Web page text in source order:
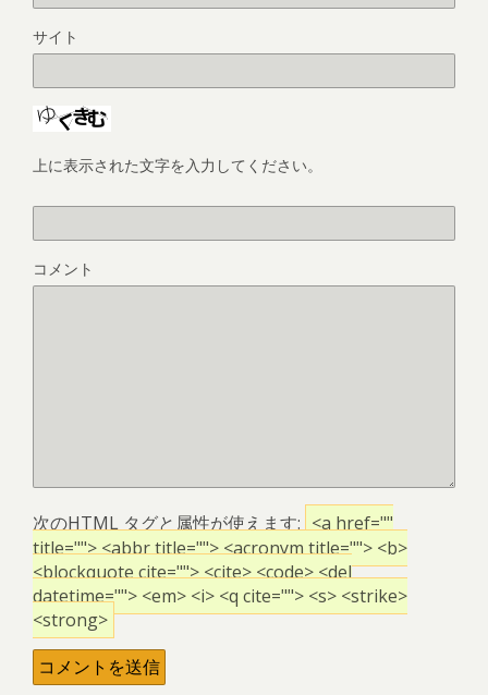
サイト
上に表示された文字を入力してください。
コメント
次のHTML タグと属性が使えます: <a href=""
title=""> <abbr title=""> <acronym title=""> <b>
<blockquote cite=""> <cite> <code> <del
datetime=""> <em> <i> <q cite=""> <s> <strike>
<strong>